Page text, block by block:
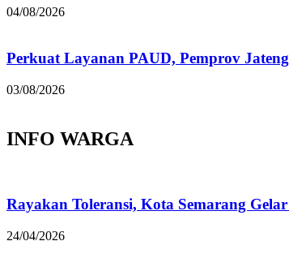
04/08/2026
Perkuat Layanan PAUD, Pemprov
03/08/2026
INFO WARGA
Rayakan Toleransi, Kota Semarang
24/04/2026